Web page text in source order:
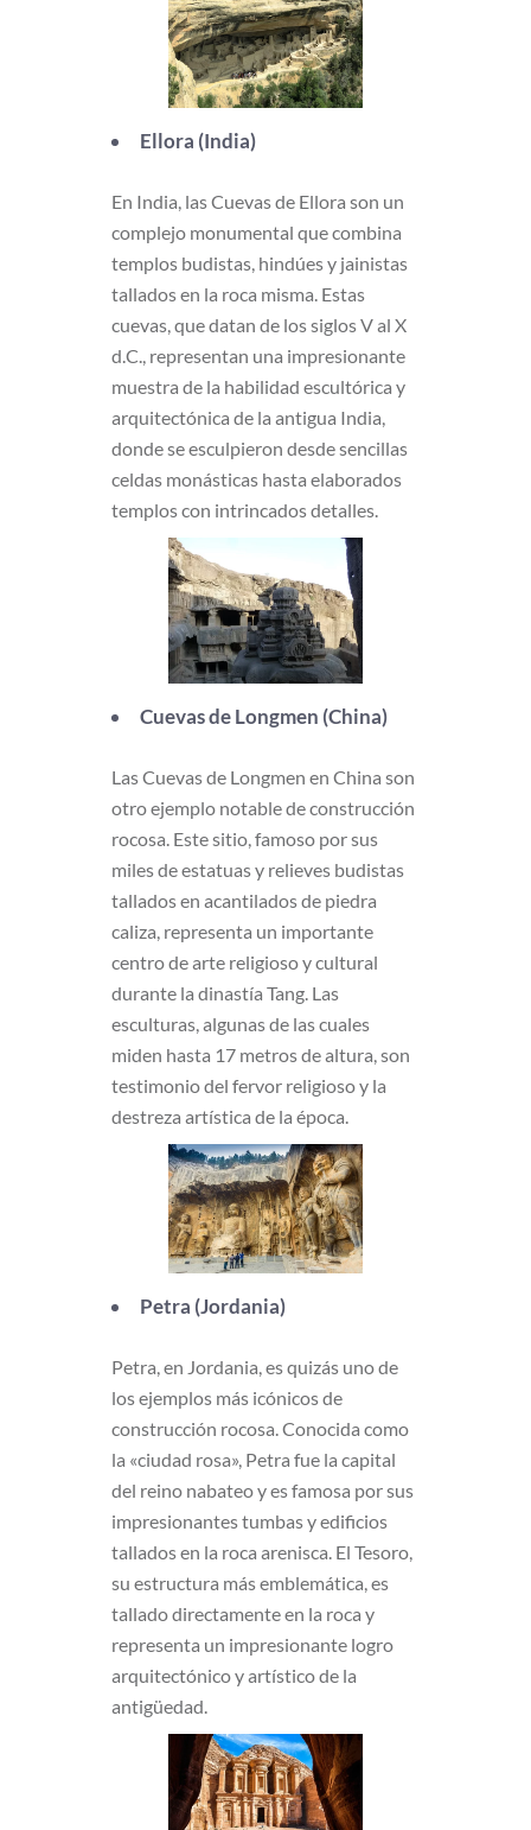
Ellora (India)
En India, las Cuevas de Ellora son un
complejo monumental que combina
templos budistas, hindúes y jainistas
tallados en la roca misma. Estas
cuevas, que datan de los siglos V al X
d.C., representan una impresionante
muestra de la habilidad escultórica y
arquitectónica de la antigua India,
donde se esculpieron desde sencillas
celdas monásticas hasta elaborados
templos con intrincados detalles.
Cuevas de Longmen (China)
Las Cuevas de Longmen en China son
otro ejemplo notable de construcción
rocosa. Este sitio, famoso por sus
miles de estatuas y relieves budistas
tallados en acantilados de piedra
caliza, representa un importante
centro de arte religioso y cultural
durante la dinastía Tang. Las
esculturas, algunas de las cuales
miden hasta 17 metros de altura, son
testimonio del fervor religioso y la
destreza artística de la época.
Petra (Jordania)
Petra, en Jordania, es quizás uno de
los ejemplos más icónicos de
construcción rocosa. Conocida como
la «ciudad rosa», Petra fue la capital
del reino nabateo y es famosa por sus
impresionantes tumbas y edificios
tallados en la roca arenisca. El Tesoro,
su estructura más emblemática, es
tallado directamente en la roca y
representa un impresionante logro
arquitectónico y artístico de la
antigüedad.